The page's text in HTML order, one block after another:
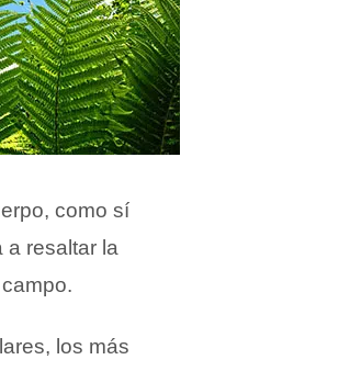
como sí
resaltar la
los más